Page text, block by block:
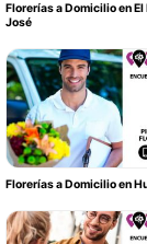
Florerías a Domicilio en
José
Florerías a Domicilio en